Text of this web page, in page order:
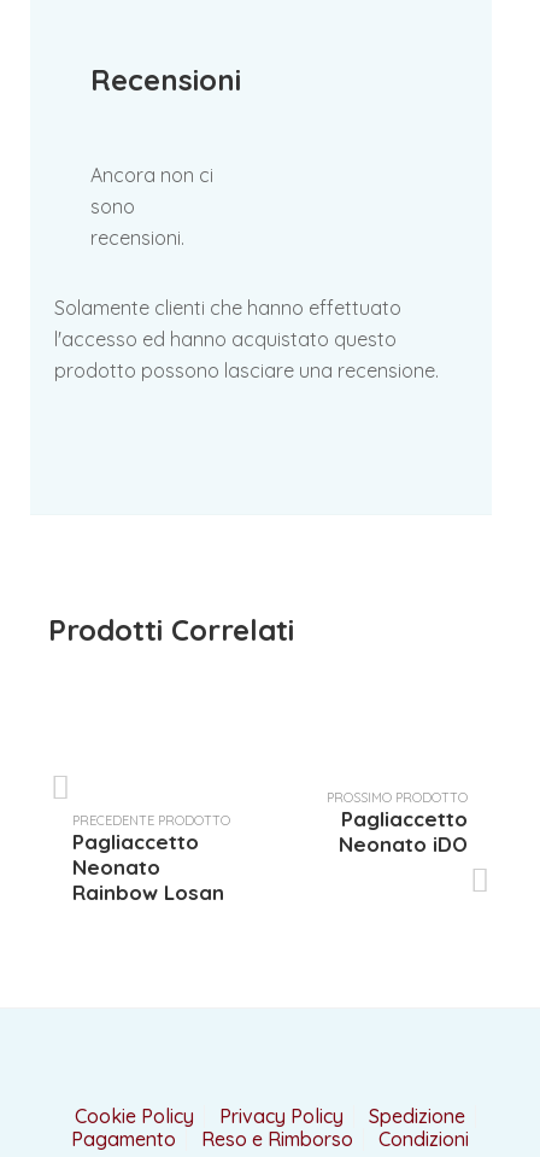
Recensioni
Ancora non ci
sono
recensioni.
Solamente clienti che hanno effettuato
l'accesso ed hanno acquistato questo
prodotto possono lasciare una recensione.
Prodotti Correlati
PRECEDENTE PRODOTTO
Pagliaccetto
Neonato
Rainbow Losan
PROSSIMO PRODOTTO
Pagliaccetto
Neonato iDO
Cookie Policy Privacy Policy
Spedizione
Pagamento
Reso e Rimborso Condizioni